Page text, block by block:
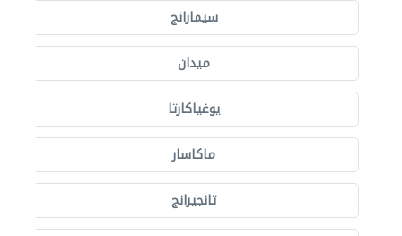
سيمارانج
ميدان
يوغياكارتا
ماكاسار
تانجيرانج